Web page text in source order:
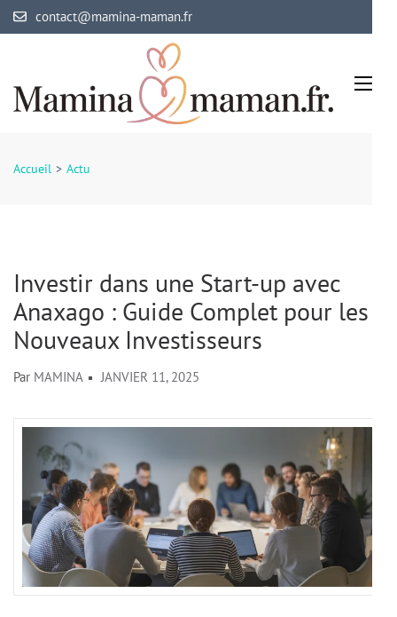
Aller
au
(Pressez
Entrée)
contact@mamina-maman.fr
Accueil > Actu
Investir dans une Start-up avec
Anaxago : Guide Complet pour les
Nouveaux Investisseurs
Par MAMINA JANVIER 11, 2025